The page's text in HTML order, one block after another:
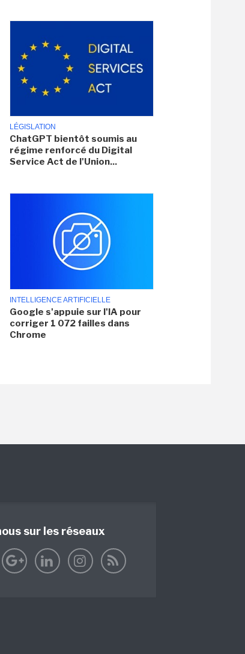
LÉGISLATION
ChatGPT bientôt soumis au
régime renforcé du Digital
Service Act de l'Union...
INTELLIGENCE ARTIFICIELLE
Google s'appuie sur l'IA pour
corriger 1 072 failles dans
Chrome
sur les réseaux